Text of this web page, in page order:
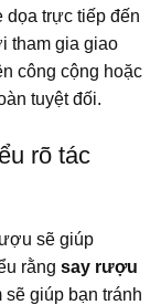
dọa trực tiếp đến
tham gia giao
công cộng hoặc
tuyệt đối.
rõ tác
sẽ giúp
rằng say rượu
sẽ giúp bạn tránh